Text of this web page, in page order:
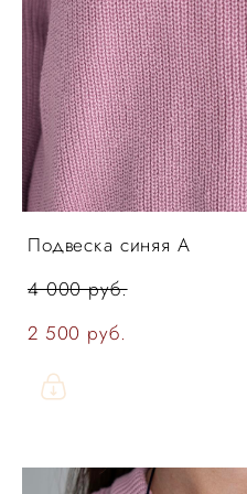
Подвеска синяя А
4 000 pуб.
2 500 pуб.